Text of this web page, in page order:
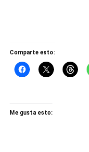
Comparte esto:
Me gusta esto: